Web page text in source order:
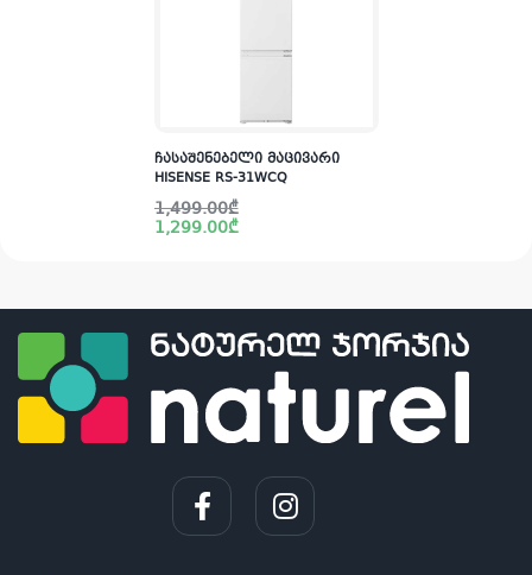
ჩასაშენებელი მაცივარი
HISENSE RS-31WCQ
1,499.00₾
Original
price
was:
1,299.00₾
Current
price
is: